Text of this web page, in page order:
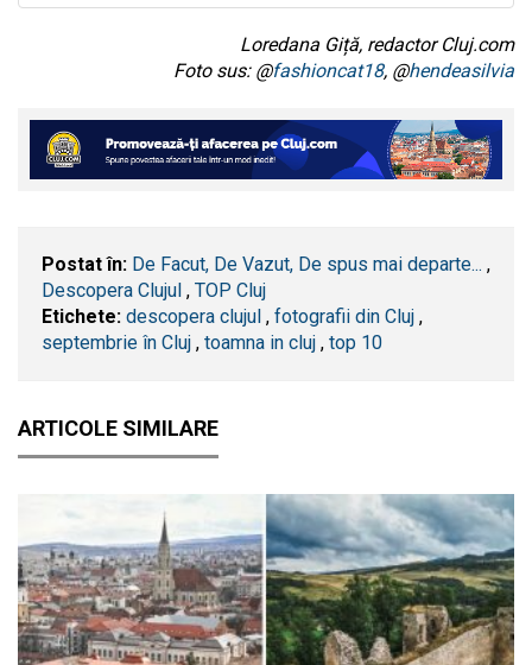
Loredana Giță, redactor Cluj.com
Foto sus: @fashioncat18, @hendeasilvia
Postat în: De Facut, De Vazut, De spus mai departe... ,
Descopera Clujul , TOP Cluj
Etichete: descopera clujul , fotografii din Cluj ,
septembrie în Cluj , toamna in cluj , top 10
ARTICOLE SIMILARE